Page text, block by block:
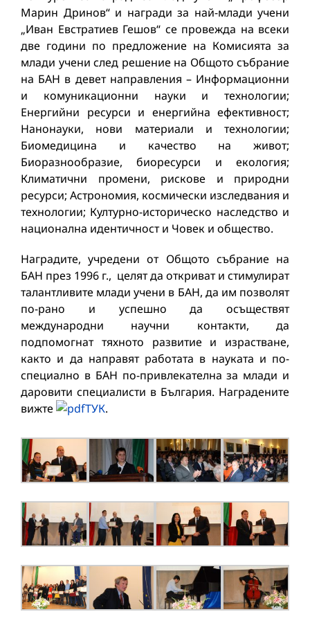
Марин Дринов“ и награди за най-млади учени
„Иван Евстратиев Гешов“ се провежда на всеки
две години по предложение на Комисията за
млади учени след решение на Общото събрание
на БАН в девет направления – Информационни
и комуникационни науки и технологии;
Енергийни ресурси и енергийна ефективност;
Нанонауки, нови материали и технологии;
Биомедицина и качество на живот;
Биоразнообразие, биоресурси и екология;
Климатични промени, рискове и природни
ресурси; Астрономия, космически изследвания и
технологии; Културно-историческо наследство и
национална идентичност и Човек и общество.
Наградите, учредени от Общото събрание на
БАН през 1996 г., целят да откриват и стимулират
талантливите млади учени в БАН, да им позволят
по-рано и успешно да осъществят
международни научни контакти, да
подпомогнат тяхното развитие и израстване,
както и да направят работата в науката и по-
специално в БАН по-привлекателна за млади и
даровити специалисти в България. Наградените
вижте
ТУК.